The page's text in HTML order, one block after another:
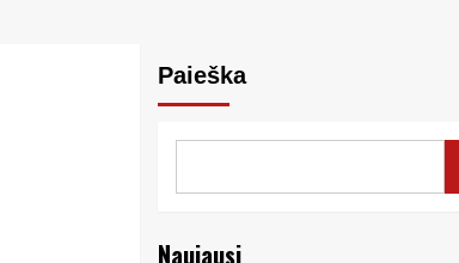
Paieška
Naujausi